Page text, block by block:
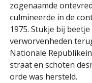
zogenaamde
culmineerde in de
1975. Stukje bij
verworvenheden
Nationale
straat en schoten
orde was hersteld.